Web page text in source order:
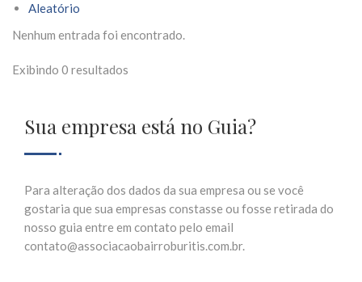
Aleatório
Nenhum entrada foi encontrado.
Exibindo 0 resultados
Sua empresa está no Guia?
Para alteração dos dados da sua empresa ou se você
gostaria que sua empresas constasse ou fosse retirada do
nosso guia entre em contato pelo email
contato@associacaobairroburitis.com.br.